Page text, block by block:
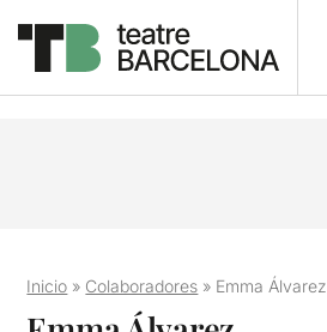
Inicio » Colaboradores » Emma Álvarez